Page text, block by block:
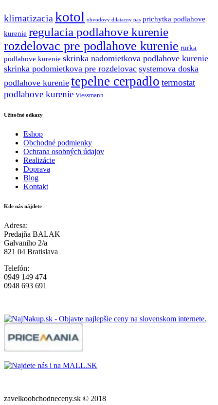
klimatizacia kotol obvodovy dilatacny pas prichytka podlahove
kurenie regulacia podlahove kurenie
rozdelovac pre podlahove kurenie rurka
podlahove kurenie skrinka nadomietkova podlahove kurenie
skrinka podomietkova pre rozdelovac systemova doska
podlahove kurenie tepelne cerpadlo termostat
podlahove kurenie Viessmann
Užitočné odkazy
Eshop
Obchodné podmienky
Ochrana osobných údajov
Realizácie
Doprava
Blog
Kontakt
Kde nás nájdete
Adresa:
Predajňa BALAK
Galvaniho 2/a
821 04 Bratislava
Telefón:
0949 149 474
0948 693 691
zavelkoobchodneceny.sk © 2018